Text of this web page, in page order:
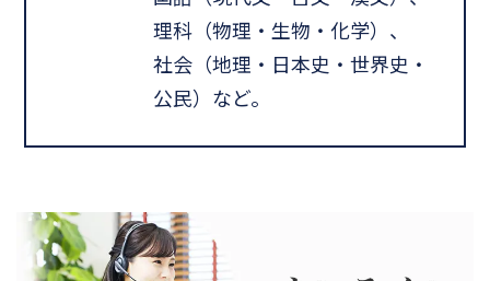
理科（物理・生物・化学）、
社会（地理・日本史・世界史・
公民）など。